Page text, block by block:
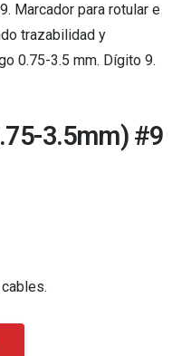
Marcador para rotular e
trazabilidad y
0.75-3.5 mm. Dígito 9.
3.5mm) #9